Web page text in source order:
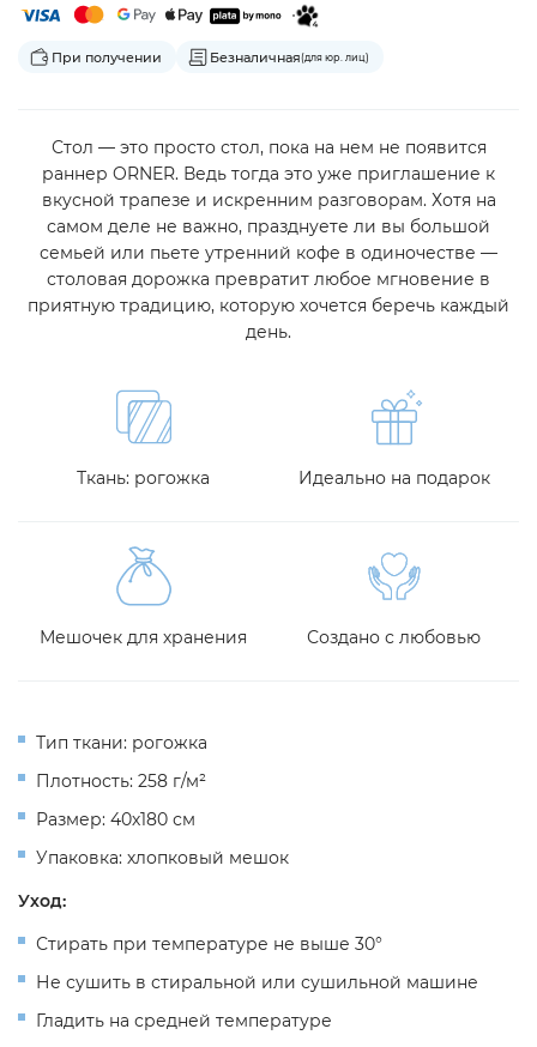
При получении Безналичная(для юр. лиц)
Стол — это просто стол, пока на нем не появится
раннер ORNER. Ведь тогда это уже приглашение к
вкусной трапезе и искренним разговорам. Хотя на
самом деле не важно, празднуете ли вы большой
семьей или пьете утренний кофе в одиночестве —
столовая дорожка превратит любое мгновение в
приятную традицию, которую хочется беречь каждый
день.
Ткань: рогожка Идеально на подарок
Мешочек для хранения Создано с любовью
Тип ткани: рогожка
Плотность: 258 г/м²
Размер: 40х180 см
Упаковка: хлопковый мешок
Уход:
Стирать при температуре не выше 30°
Не сушить в стиральной или сушильной машине
Гладить на средней температуре